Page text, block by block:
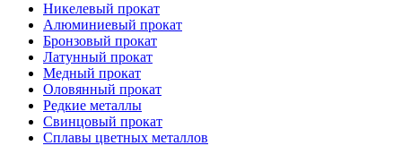
Никелевый прокат
Алюминиевый прокат
Бронзовый прокат
Латунный прокат
Медный прокат
Оловянный прокат
Редкие металлы
Свинцовый прокат
Сплавы цветных металлов